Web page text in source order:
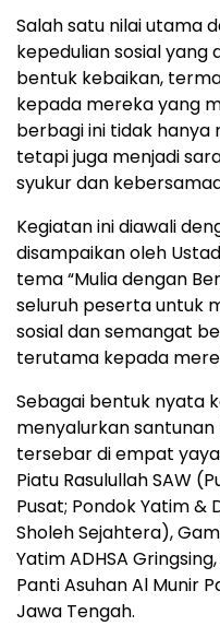
Salah satu nilai utama
kepedulian sosial yang
bentuk kebaikan,
kepada mereka yang
berbagi ini tidak
tetapi juga menjadi
syukur dan
Kegiatan ini diawali
disampaikan oleh
tema “Mulia dengan
seluruh peserta untuk
sosial dan semangat
terutama kepada
Sebagai bentuk nyata
menyalurkan
tersebar di empat
Piatu Rasulullah SAW
Pusat; Pondok Yatim &
Sholeh Sejahtera),
Yatim ADHSA
Panti Asuhan Al Munir
Jawa Tengah.